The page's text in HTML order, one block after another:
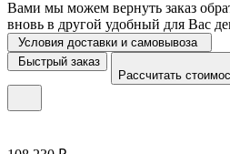
Вами мы можем вернуть заказ
вновь в другой удобный для Вас
Условия доставки и самовывоза
Быстрый заказ
Рассчитать